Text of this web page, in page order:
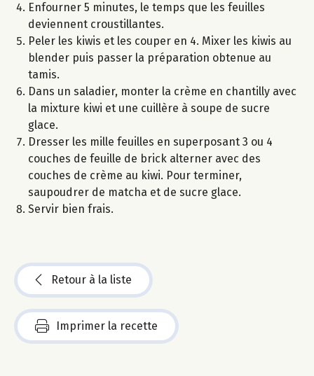
Enfourner 5 minutes, le temps que les feuilles
deviennent croustillantes.
Peler les kiwis et les couper en 4. Mixer les kiwis au
blender puis passer la préparation obtenue au
tamis.
Dans un saladier, monter la crème en chantilly avec
la mixture kiwi et une cuillère à soupe de sucre
glace.
Dresser les mille feuilles en superposant 3 ou 4
couches de feuille de brick alterner avec des
couches de crème au kiwi. Pour terminer,
saupoudrer de matcha et de sucre glace.
Servir bien frais.
Retour à la liste
Imprimer la recette